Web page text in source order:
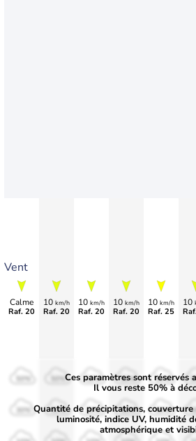
Vent
Calme
Raf. 20
10 km/h
Raf. 20
10 km/h
Raf. 20
10 km/h
Raf. 20
10 km/h
Raf. 25
10
50%
30%
50%
30%
50%
30%
50%
30%
50%
30%
Ces paramètres sont réservés
Il vous reste 50% à
Quantité de précipitations, couverture
luminosité, indice UV, humidité
atmosphérique et